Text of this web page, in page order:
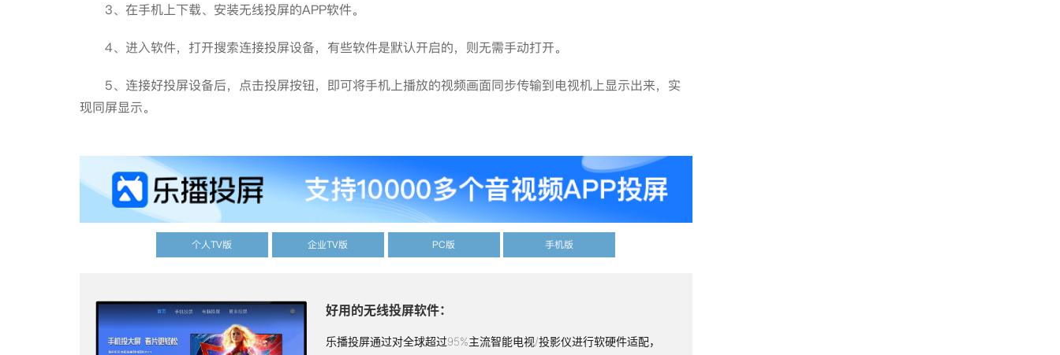
3、在手机上下载、安装无线投屏的APP软件。
4、进入软件，打开搜索连接投屏设备，有些软件是默认开启的，则无需手动打开。
5、连接好投屏设备后，点击投屏按钮，即可将手机上播放的视频画面同步传输到电视机上显示出来，实
现同屏显示。
个人TV版 企业TV版 PC版 手机版
好用的无线投屏软件：
乐播投屏通过对全球超过95%主流智能电视/投影仪进行软硬件适配，